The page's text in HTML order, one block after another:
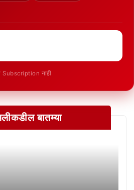
Subscription नाही
बातम्या